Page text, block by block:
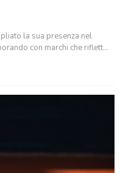
la sua presenza nel
con marchi che riflett...